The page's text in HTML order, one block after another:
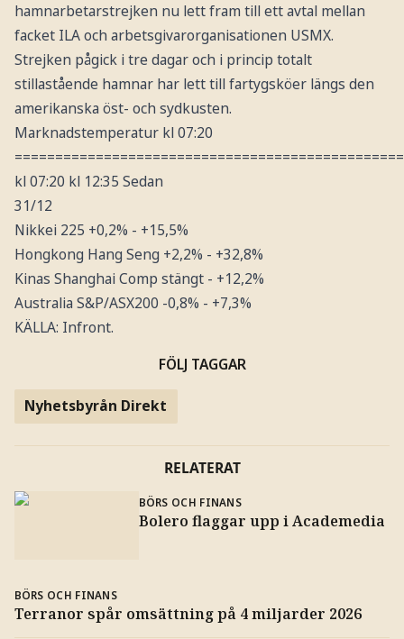
hamnarbetarstrejken nu lett fram till ett avtal mellan
facket ILA och arbetsgivarorganisationen USMX.
Strejken pågick i tre dagar och i princip totalt
stillastående hamnar har lett till fartygsköer längs den
amerikanska öst- och sydkusten.
Marknadstemperatur kl 07:20
kl 07:20 kl 12:35 Sedan
31/12
Nikkei 225 +0,2% - +15,5%
Hongkong Hang Seng +2,2% - +32,8%
Kinas Shanghai Comp stängt - +12,2%
Australia S&P/ASX200 -0,8% - +7,3%
KÄLLA: Infront.
FÖLJ TAGGAR
Nyhetsbyrån Direkt
RELATERAT
BÖRS OCH FINANS
Bolero flaggar upp i Academedia
BÖRS OCH FINANS
Terranor spår omsättning på 4 miljarder 2026